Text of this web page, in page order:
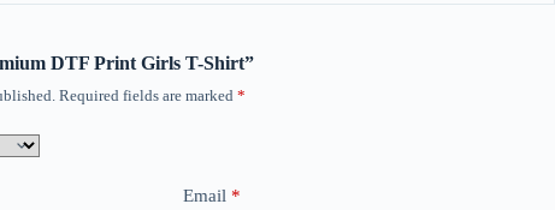
DTF Print Girls T-Shirt”
Required fields are marked *
Email *